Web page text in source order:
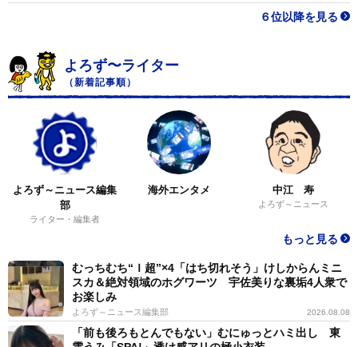
６位以降を見る
よろず〜ライター
（新着記事順）
よろず～ニュース編集
部
ライター・編集者
海外エンタメ 中江 寿
よろず～ニュース
もっと見る
むっちむち“Ｉ超”×4「はち切れそう」けしからんミニ
スカ＆絶対領域のホグワーツ 宇佐美りな裏垢4人衆で
お楽しみ
よろず～ニュース編集部 2026.08.08
「前も後ろもとんでもない」むにゅっとハミ出し 東